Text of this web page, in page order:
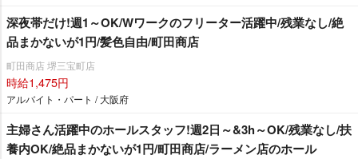
深夜帯だけ!週1～OK/Wワークのフリーター活躍中/残業なし/絶
品まかないが1円/髪色自由/町田商店
町田商店 堺三宝町店
時給1,475円
アルバイト・パート / 大阪府
主婦さん活躍中のホールスタッフ!週2日～&3h～OK/残業なし/扶
養内OK/絶品まかないが1円/町田商店/ラーメン店のホール